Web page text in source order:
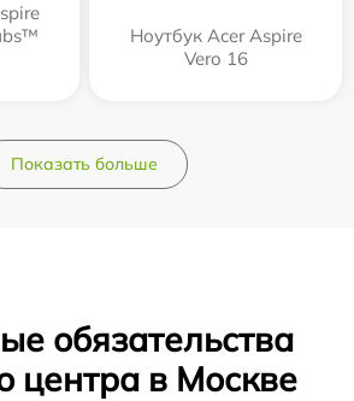
Ноутбук Acer Aspire
Vero 16
Показать больше
обязательства
центра в Москве